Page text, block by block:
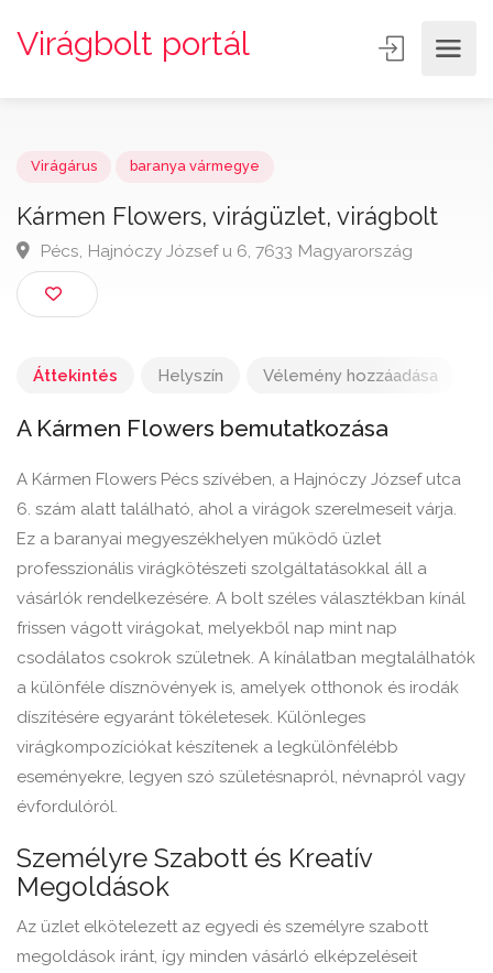
Virágbolt portál
Kármen Flowers, virágüzlet, virágbolt
Pécs, Hajnóczy József u 6, 7633 Magyarország
Áttekintés Helyszín Vélemény hozzáadása
A Kármen Flowers bemutatkozása
A Kármen Flowers Pécs szívében, a Hajnóczy József utca
6. szám alatt található, ahol a virágok szerelmeseit várja.
Ez a baranyai megyeszékhelyen működő üzlet
professzionális virágkötészeti szolgáltatásokkal áll a
vásárlók rendelkezésére. A bolt széles választékban kínál
frissen vágott virágokat, melyekből nap mint nap
csodálatos csokrok születnek. A kínálatban megtalálhatók
a különféle dísznövények is, amelyek otthonok és irodák
díszítésére egyaránt tökéletesek. Különleges
virágkompozíciókat készítenek a legkülönfélébb
eseményekre, legyen szó születésnapról, névnapról vagy
évfordulóról.
Személyre Szabott és Kreatív
Megoldások
Az üzlet elkötelezett az egyedi és személyre szabott
megoldások iránt, így minden vásárló elképzeléseit